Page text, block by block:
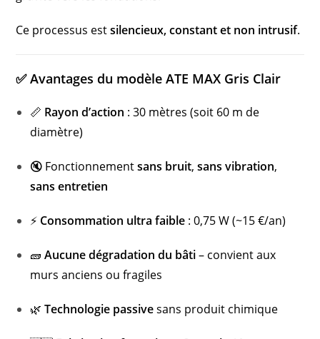
Ce processus estsilencieux, constant et non intrusif.
✅ Avantages du modèle ATE MAX Gris Clair
📏 Rayon d’action : 30 mètres (soit 60 m de
diamètre)
🔇 Fonctionnementsans bruit,sans vibration,
sans entretien
⚡ Consommation ultra faible : 0,75 W (~15 €/an)
🧱Aucune dégradation du bâti– convient aux
murs anciens ou fragiles
🌿Technologie passivesans produit chimique